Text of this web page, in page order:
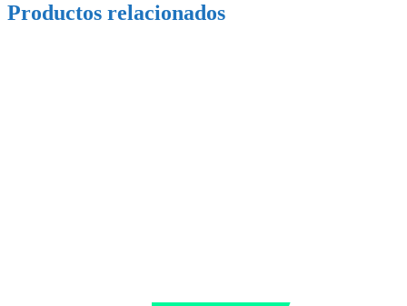
Productos relacionados